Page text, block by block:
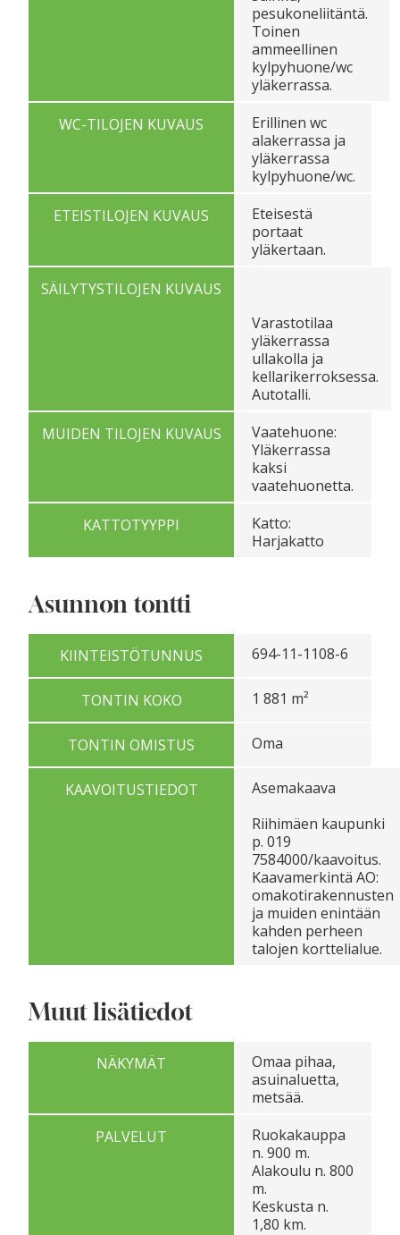
pesukoneliitäntä.
Toinen
ammeellinen
kylpyhuone/wc
yläkerrassa.
WC-TILOJEN KUVAUS
Erillinen wc
alakerrassa ja
yläkerrassa
kylpyhuone/wc.
ETEISTILOJEN KUVAUS
Eteisestä
portaat
yläkertaan.
SÄILYTYSTILOJEN KUVAUS
Varastotilaa
yläkerrassa
ullakolla ja
kellarikerroksessa.
Autotalli.
MUIDEN TILOJEN KUVAUS
Vaatehuone:
Yläkerrassa
kaksi
vaatehuonetta.
KATTOTYYPPI
Katto:
Harjakatto
Asunnon tontti
KIINTEISTÖTUNNUS 694-11-1108-6
TONTIN KOKO 1 881 m²
TONTIN OMISTUS Oma
KAAVOITUSTIEDOT
Asemakaava
Riihimäen kaupunki
p. 019
7584000/kaavoitus.
Kaavamerkintä AO:
omakotirakennusten
ja muiden enintään
kahden perheen
talojen korttelialue.
Muut lisätiedot
NÄKYMÄT
Omaa pihaa,
asuinaluetta,
metsää.
PALVELUT
Ruokakauppa
n. 900 m.
Alakoulu n. 800
m.
Keskusta n.
1,80 km.